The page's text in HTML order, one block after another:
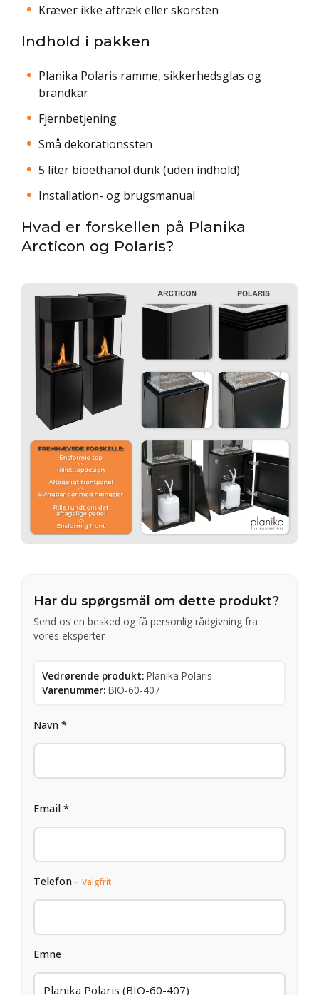
Kræver ikke aftræk eller skorsten
Indhold i pakken
Planika Polaris ramme, sikkerhedsglas og
brandkar
Fjernbetjening
Små dekorationssten
5 liter bioethanol dunk (uden indhold)
Installation- og brugsmanual
Hvad er forskellen på Planika
Arcticon og Polaris?
Har du spørgsmål om dette produkt?
Send os en besked og få personlig rådgivning fra
vores eksperter
Vedrørende produkt: Planika Polaris
Varenummer: BIO-60-407
Navn *
Email *
Telefon - Valgfrit
Emne